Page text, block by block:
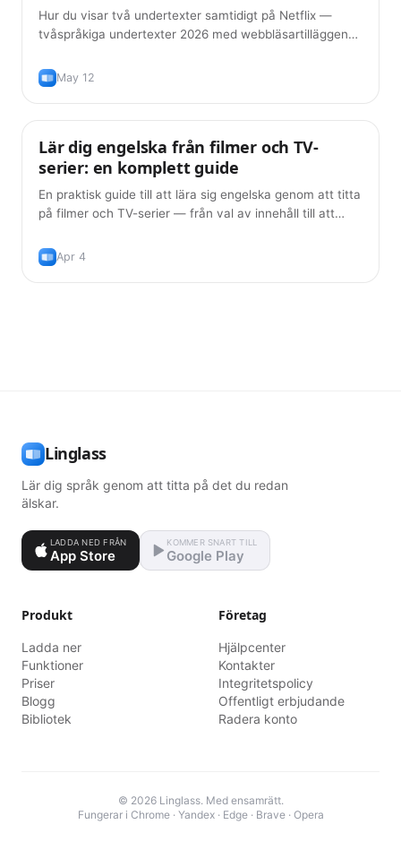
Hur du visar två undertexter samtidigt på Netflix —
tvåspråkiga undertexter 2026 med webbläsartilläggen
att du verkligen lär dig språket.
May 12
Inlärningsmetoder
Lär dig engelska från filmer och TV-
serier: en komplett guide
En praktisk guide till att lära sig engelska genom att titta
på filmer och TV-serier — från val av innehåll till att
repetition.
Apr 4
Linglass
Lär dig språk genom att titta på det du redan
älskar.
LADDA NED FRÅN
App Store
KOMMER SNART TILL
Google Play
Produkt
Ladda ner
Funktioner
Priser
Blogg
Bibliotek
Företag
Hjälpcenter
Kontakter
Integritetspolicy
Offentligt erbjudande
Radera konto
© 2026 Linglass. Med ensamrätt.
Fungerar i Chrome · Yandex · Edge · Brave · Opera